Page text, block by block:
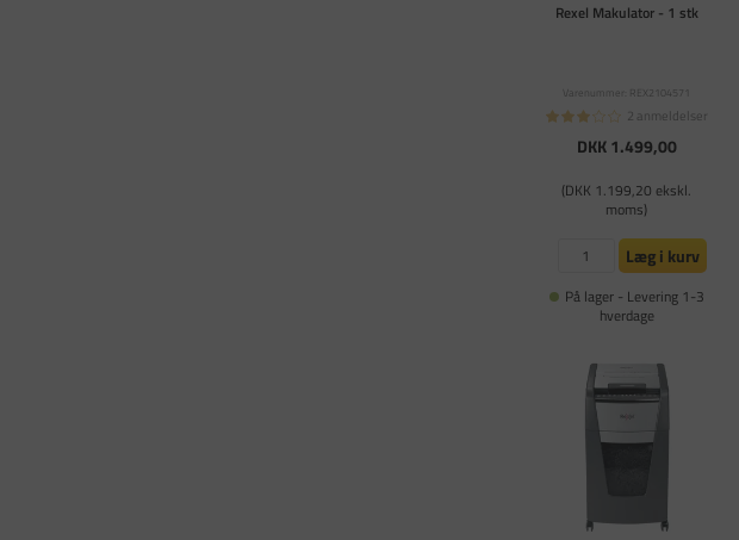
Rexel Makulator - 1 stk
Varenummer: REX2104571
2 anmeldelser
DKK 1.499,00
(DKK 1.199,20 ekskl.
moms)
Læg i kurv
På lager - Levering 1-3
hverdage